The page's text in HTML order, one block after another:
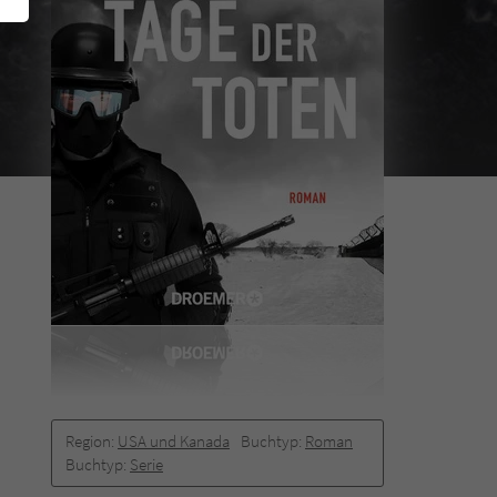
Region: USA und Kanada Buchtyp: Roman
Buchtyp: Serie